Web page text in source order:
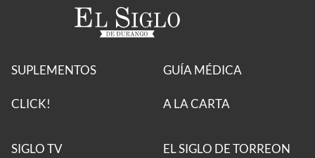
SUPLEMENTOS
CLICK!
GUÍA MÉDICA
A LA CARTA
SIGLO TV EL SIGLO DE TORREON